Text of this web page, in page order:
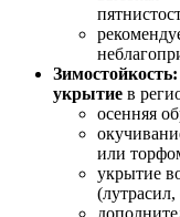
Зимостойкость:
укрытие в
осенняя
или
укрытие